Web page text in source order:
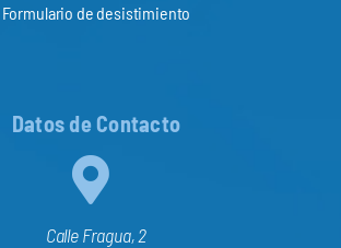
Formulario de desistimiento
Datos de Contacto
Calle Fragua, 2